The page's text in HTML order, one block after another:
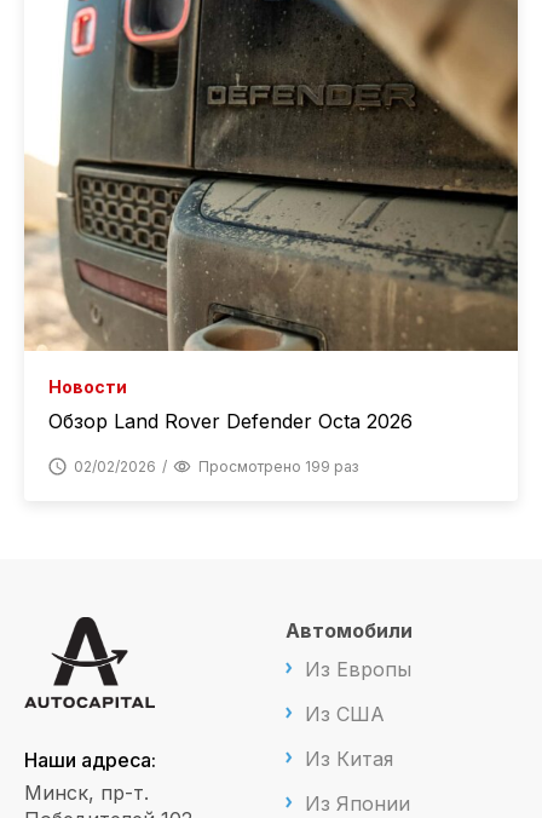
Новости
Обзор Land Rover Defender Octa 2026
02/02/2026 Просмотрено 199 раз
Наши адреса:
Минск, пр-т.
Автомобили
Из Европы
Из США
Из Китая
Из Японии